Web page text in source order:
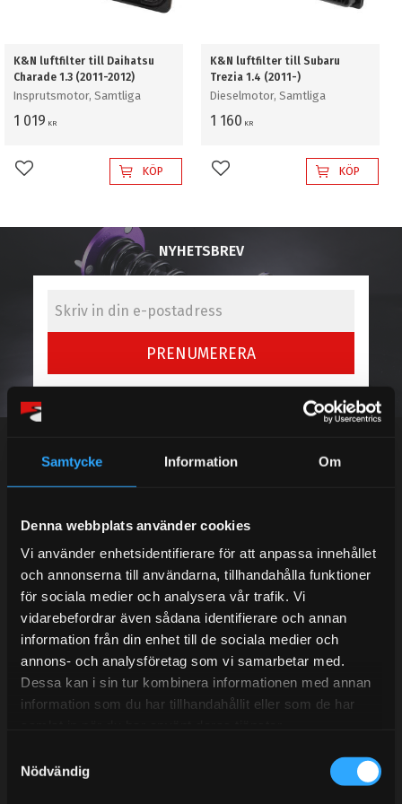
Samtycke Information Om
Denna webbplats använder cookies
Vi använder enhetsidentifierare för att anpassa innehållet
och annonserna till användarna, tillhandahålla funktioner
för sociala medier och analysera vår trafik. Vi
vidarebefordrar även sådana identifierare och annan
information från din enhet till de sociala medier och
annons- och analysföretag som vi samarbetar med.
Dessa kan i sin tur kombinera informationen med annan
information som du har tillhandahållit eller som de har
Nödvändig
K&N luftfilter till Daihatsu
Charade 1.3 (2011-2012)
Insprutsmotor, Samtliga
1 019 KR
Lägg till i favoriterKÖP
K&N luftfilter till Subaru
Trezia 1.4 (2011-)
Dieselmotor, Samtliga
1 160 KR
Lägg till i favoriterKÖP
NYHETSBREV
PRENUMERERA
integritetspolicy
Semestertider.
Under V.27 - V.33 nås vi enbart på mejl. Ordrar skickas
under sommaren men med viss fördröjning. 2/7 -9/7 är
det helt stängt.
Mån-Tors: 10:30-15:00
Lunchstängt 12:00-13:00